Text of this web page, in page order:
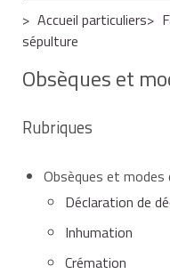
Accueil particuliers
sépulture
Obsèques et
Rubriques
Obsèques et modes
Déclaration de
Inhumation
Crémation